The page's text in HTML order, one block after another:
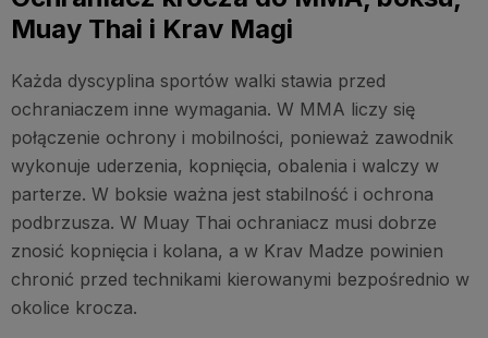
Muay Thai i Krav Magi
Każda dyscyplina sportów walki stawia przed
ochraniaczem inne wymagania. W MMA liczy się
połączenie ochrony i mobilności, ponieważ zawodnik
wykonuje uderzenia, kopnięcia, obalenia i walczy w
parterze. W boksie ważna jest stabilność i ochrona
podbrzusza. W Muay Thai ochraniacz musi dobrze
znosić kopnięcia i kolana, a w Krav Madze powinien
chronić przed technikami kierowanymi bezpośrednio w
okolice krocza.